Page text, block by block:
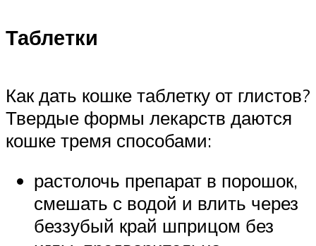
Таблетки
Как дать кошке таблетку от глистов?
Твердые формы лекарств даются
кошке тремя способами:
растолочь препарат в порошок,
смешать с водой и влить через
беззубый край шприцом без